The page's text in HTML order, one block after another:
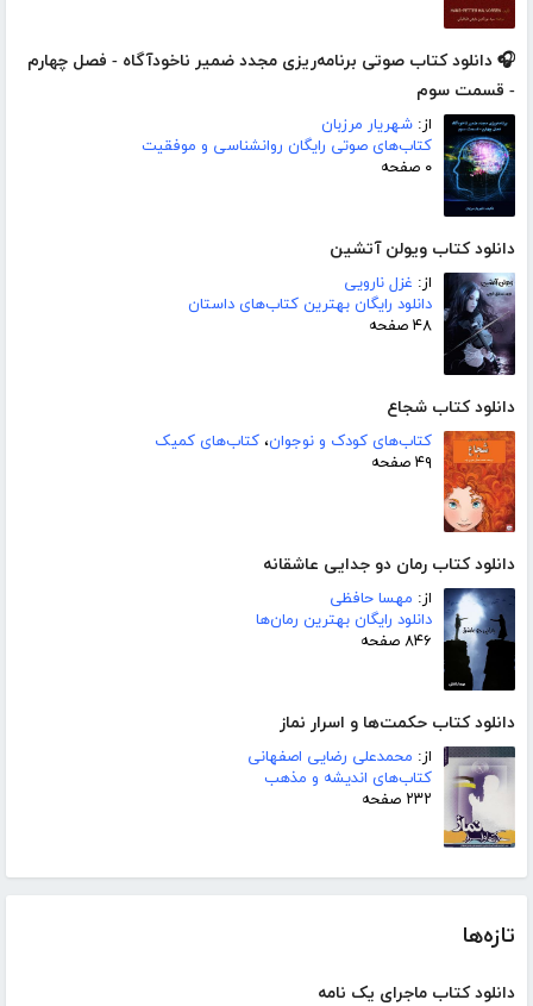
🎧 دانلود کتاب صوتی برنامه‌ریزی مجدد ضمیر ناخودآگاه - فصل چهارم
- قسمت سوم
از: شهریار مرزبان
کتاب‌های صوتی رایگان روانشناسی و موفقیت
۰ صفحه
دانلود کتاب ویولن آتشین
از: غزل نارویی
دانلود رایگان بهترین کتاب‌های داستان
۴۸ صفحه
دانلود کتاب شجاع
کتاب‌های کودک و نوجوان، کتاب‌های کمیک
۴۹ صفحه
دانلود کتاب رمان دو جدایی عاشقانه
از: مهسا حافظی
دانلود رایگان بهترین رمان‌ها
۸۴۶ صفحه
دانلود کتاب حکمت‌ها و اسرار نماز
از: محمدعلی رضایی اصفهانی
کتاب‌های اندیشه و مذهب
۲۳۲ صفحه
تازه‌ها
دانلود کتاب ماجرای یک نامه